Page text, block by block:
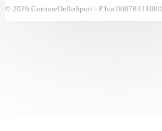
© 2026 CorriereDelloSport - P.Iva 00878311000